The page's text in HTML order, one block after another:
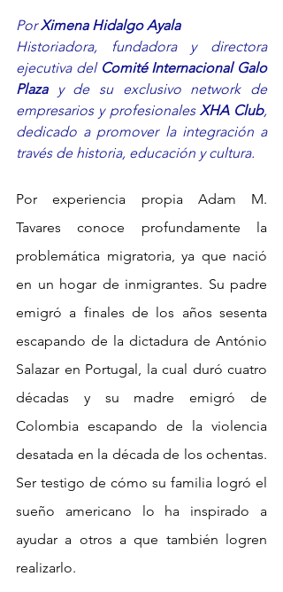
Por Ximena Hidalgo Ayala
Historiadora, fundadora y directora
ejecutiva del Comité Internacional Galo
Plaza y de su exclusivo network de
empresarios y profesionales XHA Club,
dedicado a promover la integración a
través de historia, educación y cultura.
Por experiencia propia Adam M.
Tavares conoce profundamente la
problemática migratoria, ya que nació
en un hogar de inmigrantes. Su padre
emigró a finales de los años sesenta
escapando de la dictadura de António
Salazar en Portugal, la cual duró cuatro
décadas y su madre emigró de
Colombia escapando de la violencia
desatada en la década de los ochentas.
Ser testigo de cómo su familia logró el
sueño americano lo ha inspirado a
ayudar a otros a que también logren
realizarlo.